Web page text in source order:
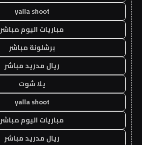
yalla shoot
مباريات اليوم مباشر
برشلونة مباشر
ريال مدريد مباشر
يلا شوت
yalla shoot
مباريات اليوم مباشر
ريال مدريد مباشر